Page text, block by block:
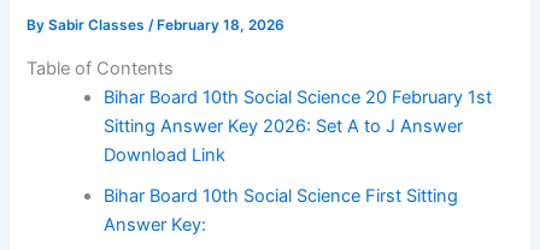
BySabir Classes/ February 18, 2026
Table of Contents
Bihar Board 10th Social Science 20 February 1st
Sitting Answer Key 2026: Set A to J Answer
Download Link
Bihar Board 10th Social Science First Sitting
Answer Key: